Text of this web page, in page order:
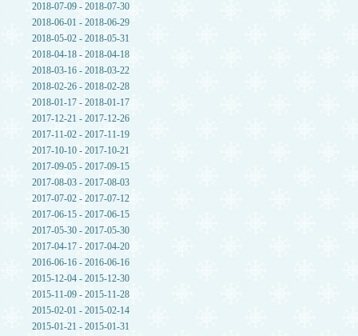
2018-07-09 - 2018-07-30
2018-06-01 - 2018-06-29
2018-05-02 - 2018-05-31
2018-04-18 - 2018-04-18
2018-03-16 - 2018-03-22
2018-02-26 - 2018-02-28
2018-01-17 - 2018-01-17
2017-12-21 - 2017-12-26
2017-11-02 - 2017-11-19
2017-10-10 - 2017-10-21
2017-09-05 - 2017-09-15
2017-08-03 - 2017-08-03
2017-07-02 - 2017-07-12
2017-06-15 - 2017-06-15
2017-05-30 - 2017-05-30
2017-04-17 - 2017-04-20
2016-06-16 - 2016-06-16
2015-12-04 - 2015-12-30
2015-11-09 - 2015-11-28
2015-02-01 - 2015-02-14
2015-01-21 - 2015-01-31